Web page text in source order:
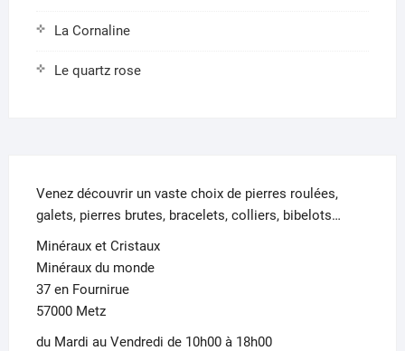
La Cornaline
Le quartz rose
Venez découvrir un vaste choix de pierres roulées,
galets, pierres brutes, bracelets, colliers, bibelots…
Minéraux et Cristaux
Minéraux du monde
37 en Fournirue
57000 Metz
du Mardi au Vendredi de 10h00 à 18h00